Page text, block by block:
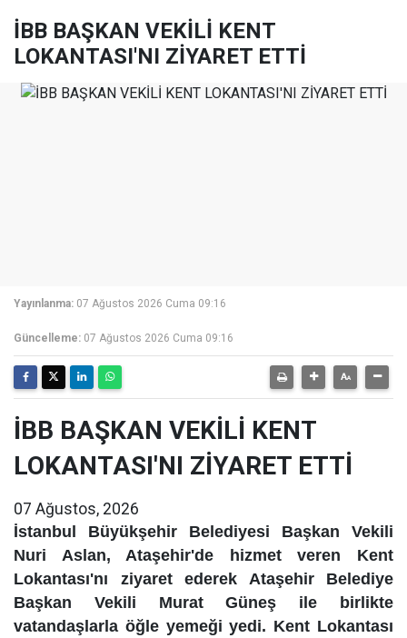
İBB BAŞKAN VEKİLİ KENT
LOKANTASI'NI ZİYARET ETTİ
Yayınlanma: 07 Ağustos 2026 Cuma 09:16
Güncelleme: 07 Ağustos 2026 Cuma 09:16
İBB BAŞKAN VEKİLİ KENT
LOKANTASI'NI ZİYARET ETTİ
07 Ağustos, 2026
İstanbul Büyükşehir Belediyesi Başkan Vekili
Nuri Aslan, Ataşehir'de hizmet veren Kent
Lokantası'nı ziyaret ederek Ataşehir Belediye
Başkan Vekili Murat Güneş ile birlikte
vatandaşlarla öğle yemeği yedi. Kent Lokantası